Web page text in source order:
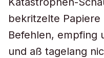
bekritzelte Papiere
Befehlen, empfing
und aß tagelang